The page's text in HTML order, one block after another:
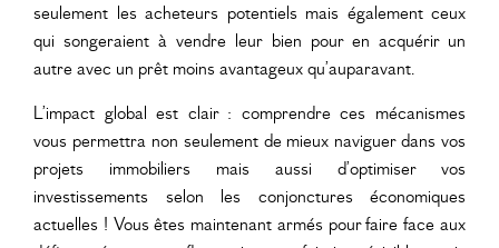
seulement les acheteurs potentiels mais également ceux
qui songeraient à vendre leur bien pour en acquérir un
autre avec un prêt moins avantageux qu’auparavant.
L’impact global est clair : comprendre ces mécanismes
vous permettra non seulement de mieux naviguer dans vos
projets immobiliers mais aussi d’optimiser vos
investissements selon les conjonctures économiques
actuelles ! Vous êtes maintenant armés pour faire face aux